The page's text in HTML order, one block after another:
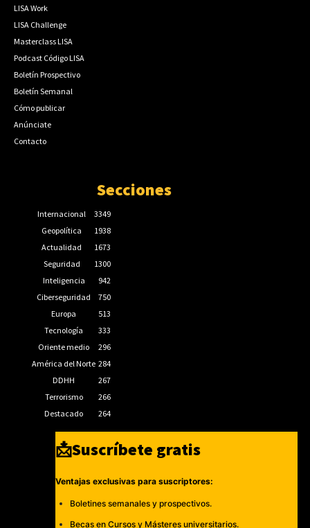
LISA Work
LISA Challenge
Masterclass LISA
Podcast Código LISA
Boletín Prospectivo
Boletín Semanal
Cómo publicar
Anúnciate
Contacto
Secciones
Internacional
3349
Geopolítica
1938
Actualidad
1673
Seguridad
1300
Inteligencia
942
Ciberseguridad
750
Europa
513
Tecnología
333
Oriente medio
296
América del Norte 284
DDHH
267
Terrorismo
266
Destacado
264
📩Suscríbete gratis
Ventajas exclusivas para suscriptores:
Boletines semanales y prospectivos.
Becas en Cursos y Másteres universitarios.